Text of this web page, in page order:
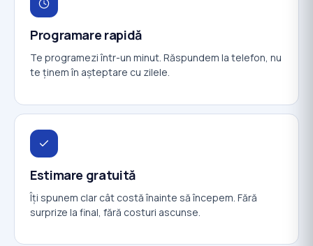
Programare rapidă
Te programezi într-un minut. Răspundem la telefon, nu
te ținem în așteptare cu zilele.
Estimare gratuită
Îți spunem clar cât costă înainte să începem. Fără
surprize la final, fără costuri ascunse.